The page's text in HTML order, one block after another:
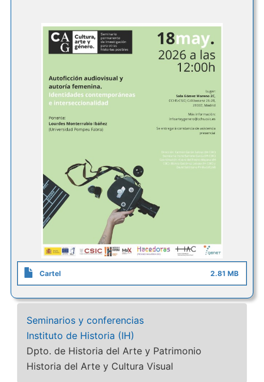
Cartel 2.81 MB
Seminarios y conferencias
Instituto de Historia (IH)
Dpto. de Historia del Arte y Patrimonio
Historia del Arte y Cultura Visual